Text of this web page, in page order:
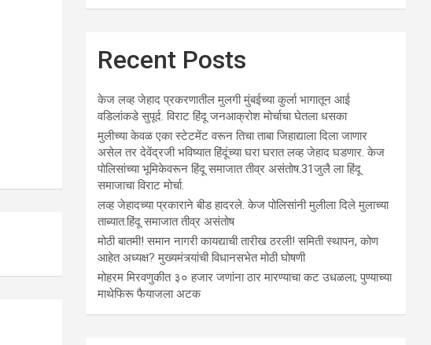
Recent Posts
केज लव्ह जेहाद प्रकरणातील मुलगी मुंबईच्या कुर्ला भागातून आई
वडिलांकडे सुपूर्द. विराट हिंदू जनआक्रोश मोर्चाचा घेतला धसका
मुलीच्या केवळ एका स्टेटमेंट वरून तिचा ताबा जिहाद्याला दिला जाणार
असेल तर देवेंद्रजी भविष्यात हिंदूंच्या घरा घरात लव्ह जेहाद घडणार. केज
पोलिसांच्या भूमिकेवरून हिंदू समाजात तीव्र असंतोष.31जुलै ला हिंदू
समाजाचा विराट मोर्चा.
लव्ह जेहादच्या प्रकाराने बीड हादरले. केज पोलिसांनी मुलीला दिले मुलाच्या
ताब्यात.हिंदू समाजात तीव्र असंतोष
मोठी बातमी! समान नागरी कायद्याची तारीख ठरली! समिती स्थापन, कोण
आहेत अध्यक्ष? मुख्यमंत्र्यांची विधानसभेत मोठी घोषणी
मोहरम मिरवणुकीत ३० हजार जणांना ठार मारण्‍याचा कट उधळला; पुण्‍याच्‍या
माथेफिरू फैयाजला अटक